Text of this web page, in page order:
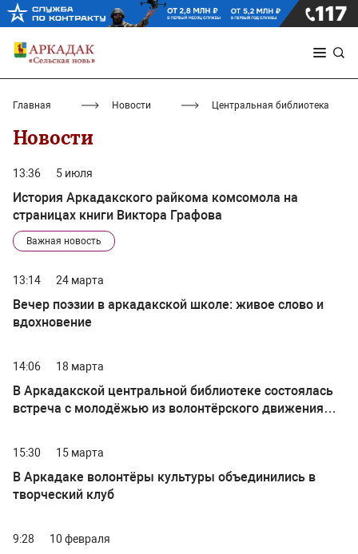
Главная Новости Центральная библиотека
Новости
13:36 5 июля
История Аркадакского райкома комсомола на
страницах книги Виктора Графова
Важная новость
13:14 24 марта
Вечер поэзии в аркадакской школе: живое слово и
вдохновение
14:06 18 марта
В Аркадакской центральной библиотеке состоялась
встреча с молодёжью из волонтёрского движения
15:30 15 марта
В Аркадаке волонтёры культуры объединились в
творческий клуб
9:28 10 февраля